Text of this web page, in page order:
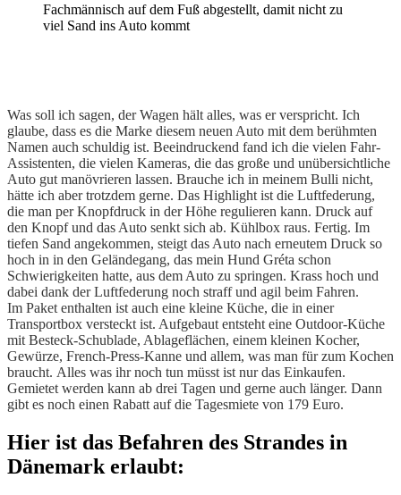
Fachmännisch auf dem Fuß abgestellt, damit nicht zu
viel Sand ins Auto kommt
Was soll ich sagen, der Wagen hält alles, was er verspricht. Ich
glaube, dass es die Marke diesem neuen Auto mit dem berühmten
Namen auch schuldig ist. Beeindruckend fand ich die vielen Fahr-
Assistenten, die vielen Kameras, die das große und unübersichtliche
Auto gut manövrieren lassen. Brauche ich in meinem Bulli nicht,
hätte ich aber trotzdem gerne. Das Highlight ist die Luftfederung,
die man per Knopfdruck in der Höhe regulieren kann. Druck auf
den Knopf und das Auto senkt sich ab. Kühlbox raus. Fertig. Im
tiefen Sand angekommen, steigt das Auto nach erneutem Druck so
hoch in in den Geländegang, das mein Hund Gréta schon
Schwierigkeiten hatte, aus dem Auto zu springen. Krass hoch und
dabei dank der Luftfederung noch straff und agil beim Fahren.
Im Paket enthalten ist auch eine kleine Küche, die in einer
Transportbox versteckt ist. Aufgebaut entsteht eine Outdoor-Küche
mit Besteck-Schublade, Ablageflächen, einem kleinen Kocher,
Gewürze, French-Press-Kanne und allem, was man für zum Kochen
braucht. Alles was ihr noch tun müsst ist nur das Einkaufen.
Gemietet werden kann ab drei Tagen und gerne auch länger. Dann
gibt es noch einen Rabatt auf die Tagesmiete von 179 Euro.
Hier ist das Befahren des Strandes in
Dänemark erlaubt: